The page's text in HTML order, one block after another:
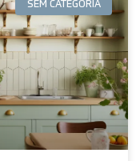
SEM CATEGORIA